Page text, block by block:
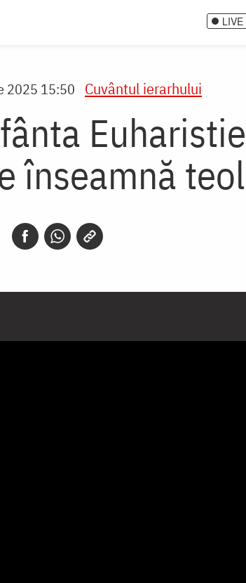
LIVE
2025 15:50 Cuvântul ierarhului
înseamnă